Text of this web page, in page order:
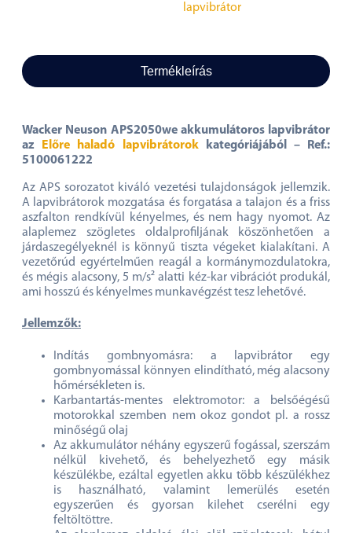
lapvibrátor
Termékleírás
Wacker Neuson APS2050we akkumulátoros lapvibrátor
az
Előre haladó lapvibrátorokkategóriájából – Ref.:
5100061222
Az APS sorozatot kiváló vezetési tulajdonságok jellemzik.
A lapvibrátorok mozgatása és forgatása a talajon és a friss
aszfalton rendkívül kényelmes, és nem hagy nyomot. Az
alaplemez szögletes oldalprofiljának köszönhetően a
járdaszegélyeknél is könnyű tiszta végeket kialakítani. A
vezetőrúd egyértelműen reagál a kormánymozdulatokra,
és mégis alacsony, 5 m/s² alatti kéz-kar vibrációt produkál,
ami hosszú és kényelmes munkavégzést tesz lehetővé.
Jellemzők:
Indítás gombnyomásra: a lapvibrátor egy
gombnyomással könnyen elindítható, még alacsony
hőmérsékleten is.
Karbantartás-mentes elektromotor: a belsőégésű
motorokkal szemben nem okoz gondot pl. a rossz
minőségű olaj
Az akkumulátor néhány egyszerű fogással, szerszám
nélkül kivehető, és behelyezhető egy másik
készülékbe, ezáltal egyetlen akku több készülékhez
is használható, valamint lemerülés esetén
egyszerűen és gyorsan kilehet cserélni egy
feltöltöttre.